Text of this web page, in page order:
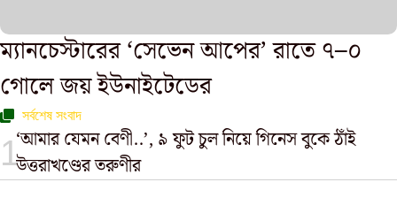
ম্যানচেস্টারের ‘সেভেন আপের’ রাতে ৭–০
গোলে জয় ইউনাইটেডের
সর্বশেষ সংবাদ
‘আমার যেমন বেণী..’, ৯ ফুট চুল নিয়ে গিনেস বুকে ঠাঁই
উত্তরাখণ্ডের তরুণীর